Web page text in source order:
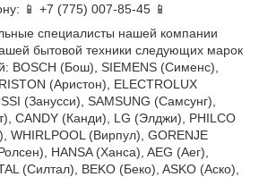
📱 +7 (775) 007-85-45 📱
специалисты нашей компании
бытовой техники следующих марок
BOSCH (Бош), SIEMENS (Сименс),
(Аристон), ELECTROLUX
(Занусси), SAMSUNG (Самсунг),
CANDY (Канди), LG (Элджи), PHILCO
WHIRLPOOL (Вирпул), GORENJE
HANSA (Ханса), AEG (Аег),
(Силтал), BEKO (Беко), ASKO (Аско),